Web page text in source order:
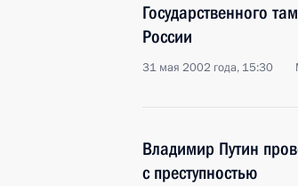
Государственного
России
31 мая 2002 года, 15:30
Владимир Путин
с преступностью